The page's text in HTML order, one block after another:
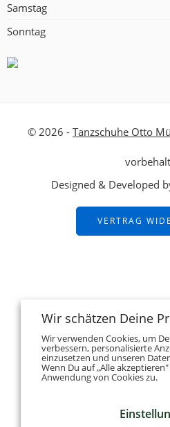
Samstag
Sonntag
© 2026 - Tanzschuhe Otto
Designed & Developed
VERTRAG
Wir schätzen Deine
Wir verwenden Cookies, um
verbessern, personalisierte
einzusetzen und unseren
Wenn Du auf „Alle
Anwendung von Cookies zu.